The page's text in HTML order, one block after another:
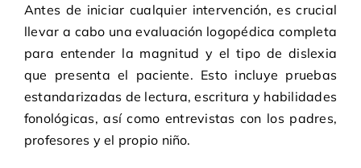
Antes de iniciar cualquier intervención, es crucial
llevar a cabo una evaluación logopédica completa
para entender la magnitud y el tipo de dislexia
que presenta el paciente. Esto incluye pruebas
estandarizadas de lectura, escritura y habilidades
fonológicas, así como entrevistas con los padres,
profesores y el propio niño.